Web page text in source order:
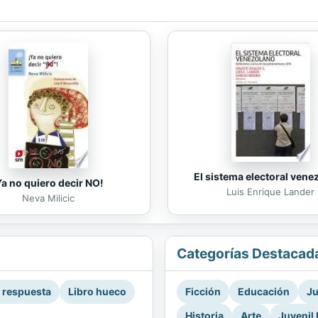
no quiero decir NO!
Neva Milicic
El sistema electoral
Luis Enrique Lander
respuesta Libro hueco
Categorías
Ficción Educación
Historia
Arte Juvenil